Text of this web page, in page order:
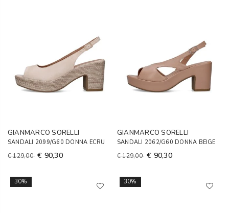
GIANMARCO SORELLI
SANDALI 2099/G60 DONNA ECRU
€ 129,00 € 90,30
GIANMARCO SORELLI
SANDALI 2062/G60 DONNA BEIGE
€ 129,00 € 90,30
30% 30%